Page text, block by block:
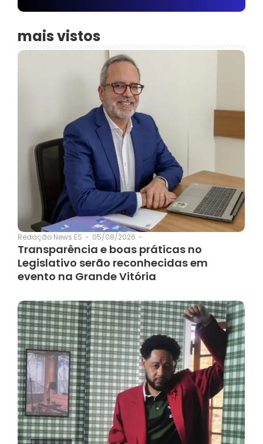
mais vistos
Redação News ES - 05/08/2026 -
Transparência e boas práticas no
Legislativo serão reconhecidas em
evento na Grande Vitória